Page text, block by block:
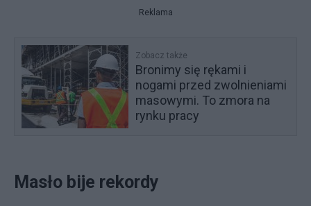
Reklama
Zobacz także
Bronimy się rękami i
nogami przed zwolnieniami
masowymi. To zmora na
rynku pracy
Masło bije rekordy